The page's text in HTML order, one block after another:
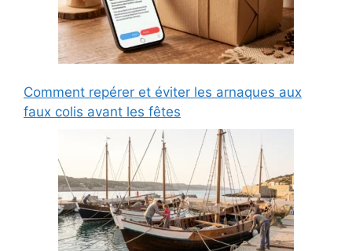
Comment repérer et éviter les arnaques aux
faux colis avant les fêtes